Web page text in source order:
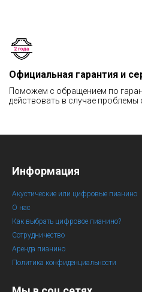
Официальная гарантия и
Поможем с обращением по
действовать в случае проблемы
Информация
Акустические или цифровые пианино
О нас
Как выбрать цифровое пианино?
Сотрудничество
Аренда пианино
Политика конфиденциальности